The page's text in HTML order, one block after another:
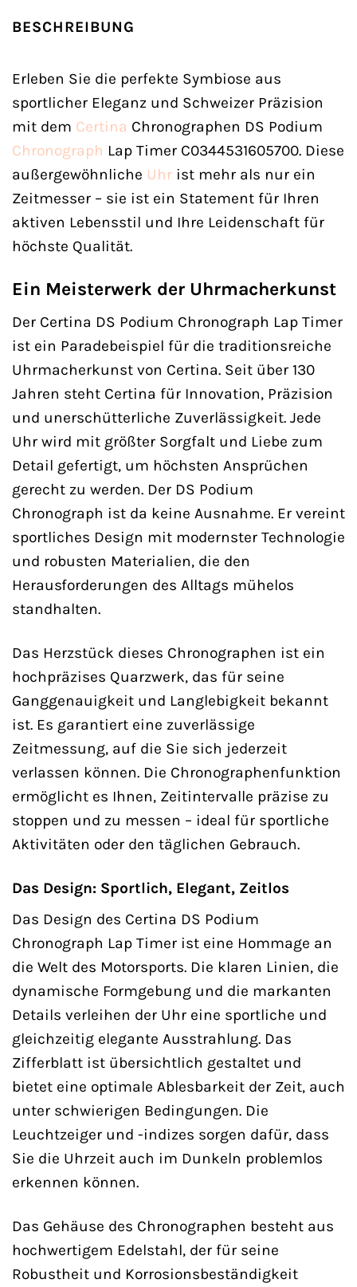
BESCHREIBUNG
Erleben Sie die perfekte Symbiose aus
sportlicher Eleganz und Schweizer Präzision
mit dem Certina Chronographen DS Podium
Chronograph Lap Timer C0344531605700. Diese
außergewöhnliche Uhr ist mehr als nur ein
Zeitmesser – sie ist ein Statement für Ihren
aktiven Lebensstil und Ihre Leidenschaft für
höchste Qualität.
Ein Meisterwerk der Uhrmacherkunst
Der Certina DS Podium Chronograph Lap Timer
ist ein Paradebeispiel für die traditionsreiche
Uhrmacherkunst von Certina. Seit über 130
Jahren steht Certina für Innovation, Präzision
und unerschütterliche Zuverlässigkeit. Jede
Uhr wird mit größter Sorgfalt und Liebe zum
Detail gefertigt, um höchsten Ansprüchen
gerecht zu werden. Der DS Podium
Chronograph ist da keine Ausnahme. Er vereint
sportliches Design mit modernster Technologie
und robusten Materialien, die den
Herausforderungen des Alltags mühelos
standhalten.
Das Herzstück dieses Chronographen ist ein
hochpräzises Quarzwerk, das für seine
Ganggenauigkeit und Langlebigkeit bekannt
ist. Es garantiert eine zuverlässige
Zeitmessung, auf die Sie sich jederzeit
verlassen können. Die Chronographenfunktion
ermöglicht es Ihnen, Zeitintervalle präzise zu
stoppen und zu messen – ideal für sportliche
Aktivitäten oder den täglichen Gebrauch.
Das Design: Sportlich, Elegant, Zeitlos
Das Design des Certina DS Podium
Chronograph Lap Timer ist eine Hommage an
die Welt des Motorsports. Die klaren Linien, die
dynamische Formgebung und die markanten
Details verleihen der Uhr eine sportliche und
gleichzeitig elegante Ausstrahlung. Das
Zifferblatt ist übersichtlich gestaltet und
bietet eine optimale Ablesbarkeit der Zeit, auch
unter schwierigen Bedingungen. Die
Leuchtzeiger und -indizes sorgen dafür, dass
Sie die Uhrzeit auch im Dunkeln problemlos
erkennen können.
Das Gehäuse des Chronographen besteht aus
hochwertigem Edelstahl, der für seine
Robustheit und Korrosionsbeständigkeit